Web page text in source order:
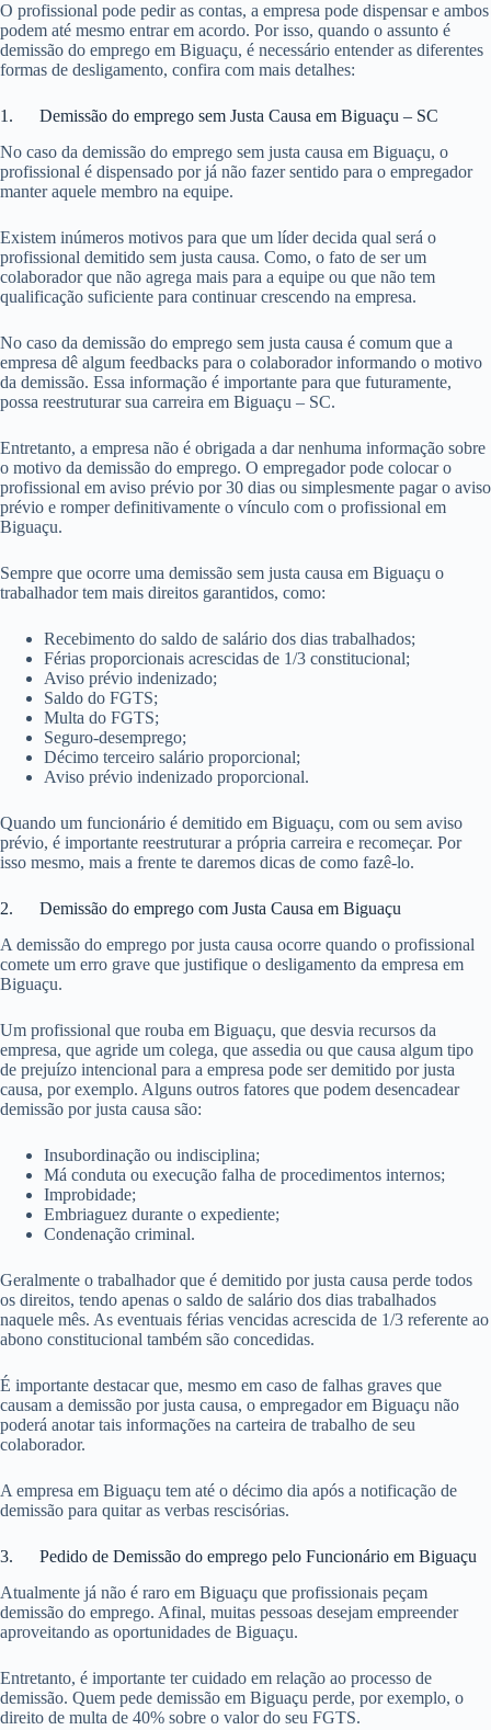
O profissional pode pedir as contas, a empresa pode dispensar e ambos
podem até mesmo entrar em acordo. Por isso, quando o assunto é
demissão do emprego em Biguaçu, é necessário entender as diferentes
formas de desligamento, confira com mais detalhes:
1. Demissão do emprego sem Justa Causa em Biguaçu – SC
No caso da demissão do emprego sem justa causa em Biguaçu, o
profissional é dispensado por já não fazer sentido para o empregador
manter aquele membro na equipe.
Existem inúmeros motivos para que um líder decida qual será o
profissional demitido sem justa causa. Como, o fato de ser um
colaborador que não agrega mais para a equipe ou que não tem
qualificação suficiente para continuar crescendo na empresa.
No caso da demissão do emprego sem justa causa é comum que a
empresa dê algum feedbacks para o colaborador informando o motivo
da demissão. Essa informação é importante para que futuramente,
possa reestruturar sua carreira em Biguaçu – SC.
Entretanto, a empresa não é obrigada a dar nenhuma informação sobre
o motivo da demissão do emprego. O empregador pode colocar o
profissional em aviso prévio por 30 dias ou simplesmente pagar o aviso
prévio e romper definitivamente o vínculo com o profissional em
Biguaçu.
Sempre que ocorre uma demissão sem justa causa em Biguaçu o
trabalhador tem mais direitos garantidos, como:
Recebimento do saldo de salário dos dias trabalhados;
Férias proporcionais acrescidas de 1/3 constitucional;
Aviso prévio indenizado;
Saldo do FGTS;
Multa do FGTS;
Seguro-desemprego;
Décimo terceiro salário proporcional;
Aviso prévio indenizado proporcional.
Quando um funcionário é demitido em Biguaçu, com ou sem aviso
prévio, é importante reestruturar a própria carreira e recomeçar. Por
isso mesmo, mais a frente te daremos dicas de como fazê-lo.
2. Demissão do emprego com Justa Causa em Biguaçu
A demissão do emprego por justa causa ocorre quando o profissional
comete um erro grave que justifique o desligamento da empresa em
Biguaçu.
Um profissional que rouba em Biguaçu, que desvia recursos da
empresa, que agride um colega, que assedia ou que causa algum tipo
de prejuízo intencional para a empresa pode ser demitido por justa
causa, por exemplo. Alguns outros fatores que podem desencadear
demissão por justa causa são:
Insubordinação ou indisciplina;
Má conduta ou execução falha de procedimentos internos;
Improbidade;
Embriaguez durante o expediente;
Condenação criminal.
Geralmente o trabalhador que é demitido por justa causa perde todos
os direitos, tendo apenas o saldo de salário dos dias trabalhados
naquele mês. As eventuais férias vencidas acrescida de 1/3 referente ao
abono constitucional também são concedidas.
É importante destacar que, mesmo em caso de falhas graves que
causam a demissão por justa causa, o empregador em Biguaçu não
poderá anotar tais informações na carteira de trabalho de seu
colaborador.
A empresa em Biguaçu tem até o décimo dia após a notificação de
demissão para quitar as verbas rescisórias.
3. Pedido de Demissão do emprego pelo Funcionário em Biguaçu
Atualmente já não é raro em Biguaçu que profissionais peçam
demissão do emprego. Afinal, muitas pessoas desejam empreender
aproveitando as oportunidades de Biguaçu.
Entretanto, é importante ter cuidado em relação ao processo de
demissão. Quem pede demissão em Biguaçu perde, por exemplo, o
direito de multa de 40% sobre o valor do seu FGTS.